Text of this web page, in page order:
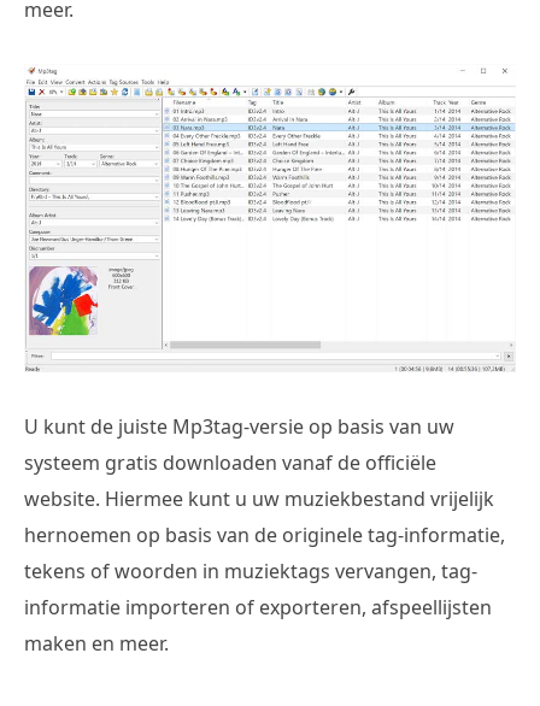
meer.
U kunt de juiste Mp3tag-versie op basis van uw
systeem gratis downloaden vanaf de officiële
website. Hiermee kunt u uw muziekbestand vrijelijk
hernoemen op basis van de originele tag-informatie,
tekens of woorden in muziektags vervangen, tag-
informatie importeren of exporteren, afspeellijsten
maken en meer.